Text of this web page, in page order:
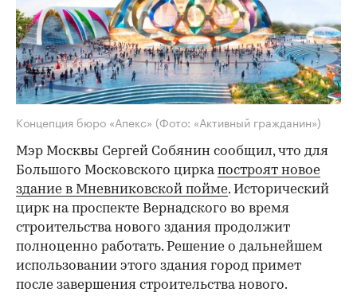
Концепция бюро «Апекс» (Фото: «Активный гражданин»)
Мэр Москвы Сергей Собянин сообщил, что для
Большого Московского циркапостроят новое
здание в Мневниковской пойме. Исторический
цирк на проспекте Вернадского во время
строительства нового здания продолжит
полноценно работать. Решение о дальнейшем
использовании этого здания город примет
после завершения строительства нового.